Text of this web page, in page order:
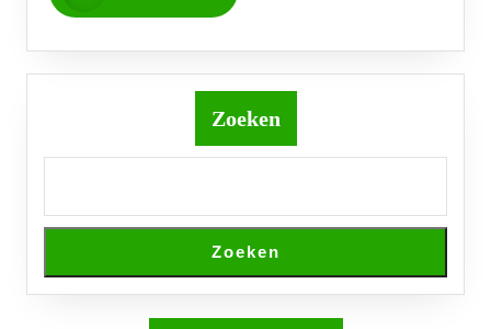
Zoeken
Zoeken